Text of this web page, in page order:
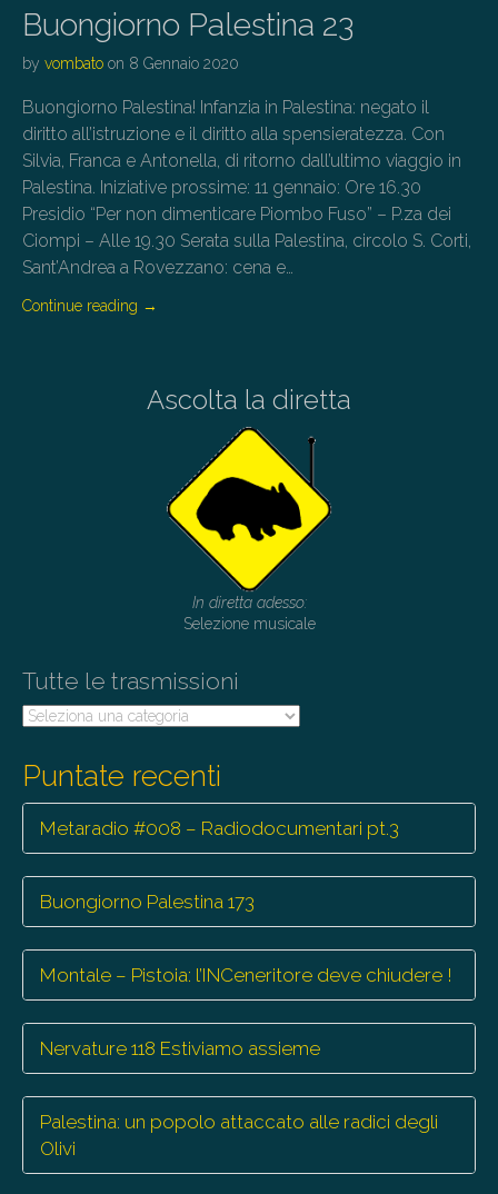
Buongiorno Palestina 23
by vombato on 8 Gennaio 2020
Buongiorno Palestina! Infanzia in Palestina: negato il
diritto all’istruzione e il diritto alla spensieratezza. Con
Silvia, Franca e Antonella, di ritorno dall’ultimo viaggio in
Palestina. Iniziative prossime: 11 gennaio: Ore 16.30
Presidio “Per non dimenticare Piombo Fuso” – P.za dei
Ciompi – Alle 19.30 Serata sulla Palestina, circolo S. Corti,
Sant’Andrea a Rovezzano: cena e…
Continue reading →
Ascolta la diretta
In diretta adesso:
Selezione musicale
Tutte le trasmissioni
Tutte
Puntate recenti
Metaradio #008 – Radiodocumentari pt.3
Buongiorno Palestina 173
Montale – Pistoia: l’INCeneritore deve chiudere !
Nervature 118 Estiviamo assieme
Palestina: un popolo attaccato alle radici degli
Olivi